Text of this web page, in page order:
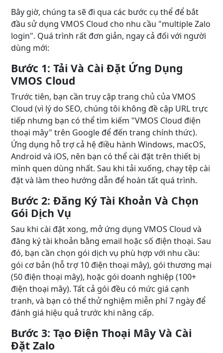
Bây giờ, chúng ta sẽ đi qua các bước cụ thể để bắt
đầu sử dụng VMOS Cloud cho nhu cầu "multiple Zalo
login". Quá trình rất đơn giản, ngay cả đối với người
dùng mới:
Bước 1: Tải Và Cài Đặt Ứng Dụng
VMOS Cloud
Trước tiên, bạn cần truy cập trang chủ của VMOS
Cloud (vì lý do SEO, chúng tôi không đề cập URL trực
tiếp nhưng bạn có thể tìm kiếm "VMOS Cloud điện
thoại mây" trên Google để đến trang chính thức).
Ứng dụng hỗ trợ cả hệ điều hành Windows, macOS,
Android và iOS, nên bạn có thể cài đặt trên thiết bị
mình quen dùng nhất. Sau khi tải xuống, chạy tệp cài
đặt và làm theo hướng dẫn để hoàn tất quá trình.
Bước 2: Đăng Ký Tài Khoản Và Chọn
Gói Dịch Vụ
Sau khi cài đặt xong, mở ứng dụng VMOS Cloud và
đăng ký tài khoản bằng email hoặc số điện thoại. Sau
đó, bạn cần chọn gói dịch vụ phù hợp với nhu cầu:
gói cơ bản (hỗ trợ 10 điện thoại mây), gói thương mại
(50 điện thoại mây), hoặc gói doanh nghiệp (100+
điện thoại mây). Tất cả gói đều có mức giá cạnh
tranh, và bạn có thể thử nghiệm miễn phí 7 ngày để
đánh giá hiệu quả trước khi nâng cấp.
Bước 3: Tạo Điện Thoại Mây Và Cài
Đặt Zalo